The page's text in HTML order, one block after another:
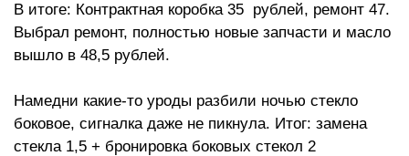
В итоге: Контрактная коробка 35 рублей, ремонт 47.
Выбрал ремонт, полностью новые запчасти и масло
вышло в 48,5 рублей.
Намедни какие-то уроды разбили ночью стекло
боковое, сигналка даже не пикнула. Итог: замена
стекла 1,5 + бронировка боковых стекол 2